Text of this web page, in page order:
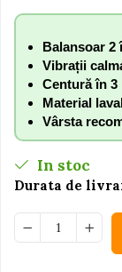
Covorase de
Creative
De plus
Electrocasnice
Fotolii gonflabile
Jocuri sportive
Jucarii
Balansoar 2
Vibrații
Centură în
Material
Vârsta
In stoc
Durata de